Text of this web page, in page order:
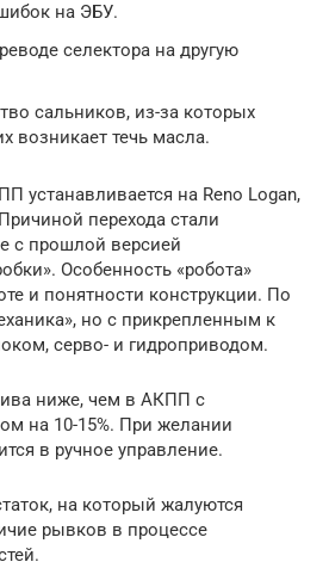
на ЭБУ.
селектора на другую
сальников, из-за которых
возникает течь масла.
устанавливается на Reno Logan,
перехода стали
с прошлой версией
Особенность «робота»
и понятности конструкции. По
но с прикрепленным к
серво- и гидроприводом.
ниже, чем в АКПП с
на 10-15%. При желании
в ручное управление.
на который жалуются
рывков в процессе